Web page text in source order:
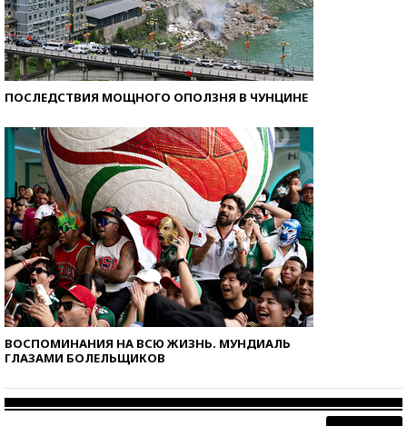
ПОСЛЕДСТВИЯ МОЩНОГО ОПОЛЗНЯ В ЧУНЦИНЕ
ВОСПОМИНАНИЯ НА ВСЮ ЖИЗНЬ. МУНДИАЛЬ
ГЛАЗАМИ БОЛЕЛЬЩИКОВ